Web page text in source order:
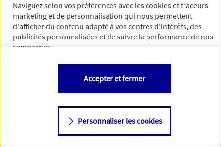
Naviguez selon vos préférences avec lescookies et traceurs
marketing et de personnalisation qui nous permettent
d'afficher du contenu adapté à vos centres d'intérêts, des
publicités personnalisées et de suivre la performance de nos
campagnes.
Vous êtes libre de les accepter, de les refuser comme de
changer d'avis à tout moment en allant sur
Consulter notre politique decookies
Personnaliser les cookies
Accepter et fermer